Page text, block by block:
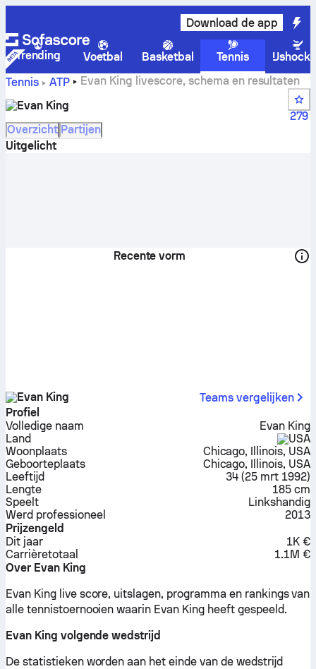
Download de app
Trending Voetbal Basketbal Tennis
Tennis
ATP
Evan King livescore, schema en resultaten
Evan King
279
Overzicht Partijen
Uitgelicht
Recente vorm
Evan King
Teams vergelijken
Profiel
Volledige naam
Evan King
Land
USA
Woonplaats
Chicago, Illinois, USA
Geboorteplaats
Chicago, Illinois, USA
Leeftijd
34 (25 mrt 1992)
Lengte
185 cm
Speelt
Linkshandig
Werd professioneel
2013
Prijzengeld
Dit jaar
1K €
Carrière­totaal
1.1M €
Over Evan King
Evan King live score, uitslagen, programma en rankings van
alle tennistoernooien waarin Evan King heeft gespeeld.
Evan King volgende wedstrijd
De statistieken worden aan het einde van de wedstrijd